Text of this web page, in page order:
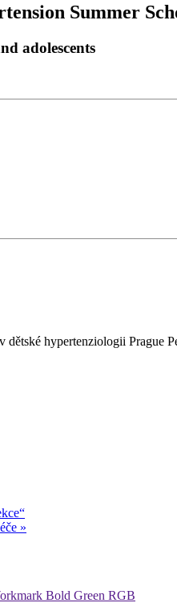
Summer
adolescents
dětské hypertenziologii Prague
»